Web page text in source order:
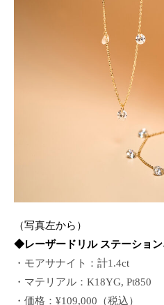
（写真左から）
◆レーザードリル ステーション
・モアサナイト：計1.4ct
・マテリアル：K18YG, Pt850
・価格：¥109,000（税込）